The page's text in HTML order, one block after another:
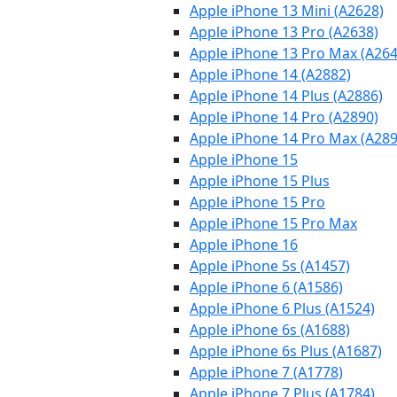
Apple iPhone 13 Mini (A2628)
Apple iPhone 13 Pro (A2638)
Apple iPhone 13 Pro Max
Apple iPhone 14 (A2882)
Apple iPhone 14 Plus (A2886)
Apple iPhone 14 Pro (A2890)
Apple iPhone 14 Pro Max
Apple iPhone 15
Apple iPhone 15 Plus
Apple iPhone 15 Pro
Apple iPhone 15 Pro Max
Apple iPhone 16
Apple iPhone 5s (A1457)
Apple iPhone 6 (A1586)
Apple iPhone 6 Plus (A1524)
Apple iPhone 6s (A1688)
Apple iPhone 6s Plus (A1687)
Apple iPhone 7 (A1778)